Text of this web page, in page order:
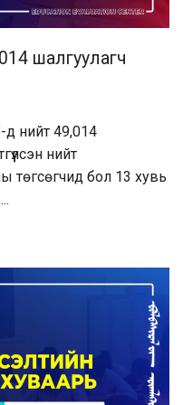
шалгуулагч
д нийт 49,014
нийт
төгсөгчид бол 13 хувь